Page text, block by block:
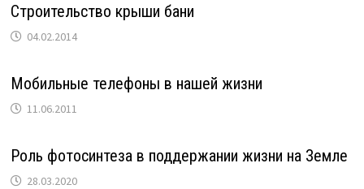
Строительство крыши бани
04.02.2014
Мобильные телефоны в нашей жизни
11.06.2011
Роль фотосинтеза в поддержании жизни на Земле
28.03.2020